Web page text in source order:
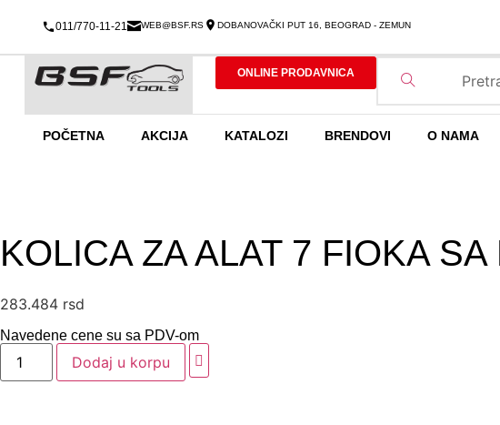
011/770-11-21 WEB@BSF.RS DOBANOVAČKI PUT 16, BEOGRAD - ZEMUN
ONLINE PRODAVNICA
POČETNA AKCIJA KATALOZI BRENDOVI O NAMA
KOLICA ZA ALAT 7 FIOKA
283.484 rsd
Navedene cene su sa PDV-om
Dodaj u korpu